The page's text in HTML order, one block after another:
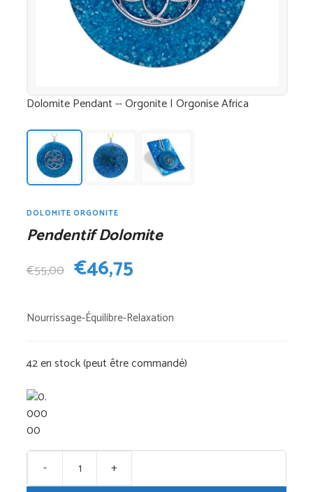
Dolomite Pendant -- Orgonite | Orgonise Africa
DOLOMITE ORGONITE
Pendentif Dolomite
€55,00 Le
initial
était :
€46,75
actuel
est :
Nourrissage-Équilibre-Relaxation
42 en stock (peut être commandé)
-
quantité
+